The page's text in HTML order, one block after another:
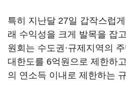
특히 지난달 27일 갑작스럽
래 수익성을 크게 발목을 잡
원회는 수도권·규제지역의
대한도를 6억원으로 제한하
의 연소득 이내로 제한하는